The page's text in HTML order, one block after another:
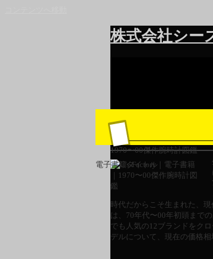
株式会社シー
電子書籍タイトル
1970〜00傑作腕時計図鑑
時代だからこそ生まれた、
は、70年代〜00年初頭まで
でも人気の12ブランドをク
デルについて、現在の価格